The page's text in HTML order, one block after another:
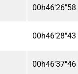
00h46'26"58
00h46'28"43
00h46'37"46